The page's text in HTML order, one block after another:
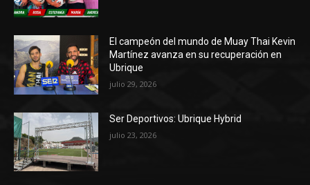
El campeón del mundo de Muay Thai Kevin
Martínez avanza en su recuperación en
Ubrique
julio 29, 2026
Ser Deportivos: Ubrique Hybrid
julio 23, 2026